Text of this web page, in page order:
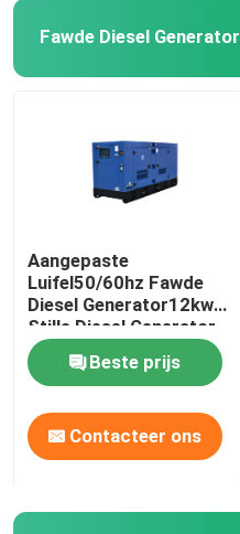
Weichai Diesel Generator
Isuzu Diesel Generators
Stille Diesel Generator
Open dieselgenerator
Fawde Diesel Generator
Aangepaste
Luifel50/60hz Fawde
Diesel Generator12kw
Stille Diesel Generator
Beste prijs
Contacteer ons